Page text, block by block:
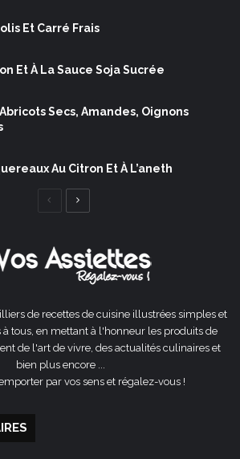
Et Carré Frais
Et À La Sauce Soja Sucrée
Secs, Amandes, Oignons
Au Citron Et À L’aneth
Page
de recettes de cuisine illustrées simples et
à tous, en mettant à l'honneur les produits de
de l'art de vivre, des actualités culinaires et
bien plus encore ...
par vos sens et régalez-vous !